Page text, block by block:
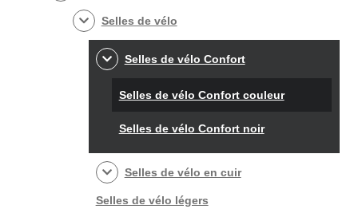
Selles de vélo
Selles de vélo Confort
Selles de vélo Confort couleur
Selles de vélo Confort noir
Selles de vélo en cuir
Selles de vélo légers